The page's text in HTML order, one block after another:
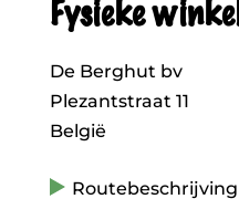
Fysieke
De Berghut bv
Plezantstraat 11
België
Routebeschrijving